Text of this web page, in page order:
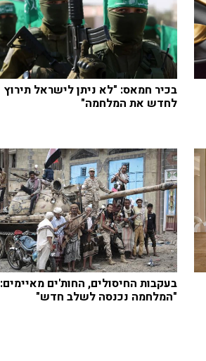
בכיר חמאס: "לא ניתן לישראל תירוץ
לחדש את המלחמה"
בעקבות החיסולים, החות'ים מאיימים:
"המלחמה נכנסה לשלב חדש"